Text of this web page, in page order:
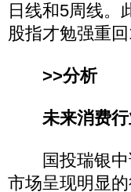
日线和5周线。
股指才勉强重回
>>分析
未来消费
国投瑞银中
市场呈现明显